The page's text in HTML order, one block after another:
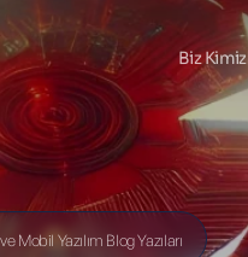
Biz Kimiz
Mobil Yazılım Blog Yazıları